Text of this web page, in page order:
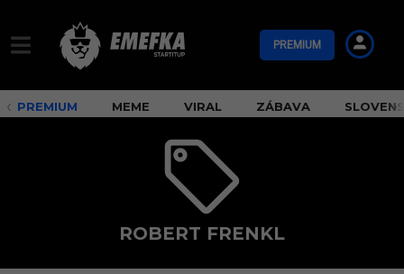
PREMIUM
PREMIUM MEME VIRAL ZÁBAVA
ROBERT FRENKL